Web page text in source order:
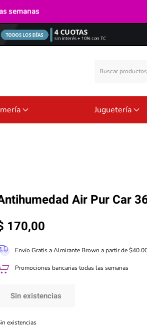
por:
Juguetería
Air Pur Car
170,00
Envío Gratis a Almirante Brown a partir de
Promociones bancarias todas las semanas
Sin existencias
existencias
semanas